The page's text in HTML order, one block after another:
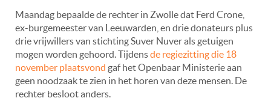
Maandag bepaalde de rechter in Zwolle dat Ferd Crone,
ex-burgemeester van Leeuwarden, en drie donateurs plus
drie vrijwillers van stichting Suver Nuver als getuigen
mogen worden gehoord. Tijdensde regiezitting die 18
november plaatsvond gaf het Openbaar Ministerie aan
geen noodzaak te zien in het horen van deze mensen. De
rechter besloot anders.